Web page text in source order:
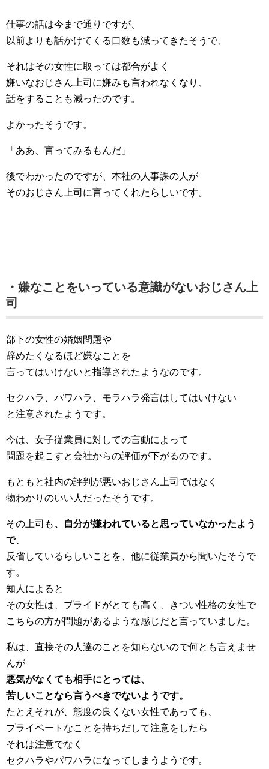
仕事の話は今まで通りですが、
以前よりも話かけてくる口数も減ってきたそうで、
それはその女性に取っては都合がよく
嫌いなおじさん上司に嫌みも言われなくなり、
話をすることも減ったのです。
よかったそうです。
「ああ、言ってみるもんだ」
後でわかったのですが、本社の人事課の人が
そのおじさん上司に言ってくれたらしいです。
・嫌なことをいっている意識がないおじさん上
司
部下の女性の婚姻問題や
辞めたくなるほど嫌なことを
言ってはいけないと指導されたようなのです。
セクハラ、パワハラ、モラハラ発言はしてはいけない
と注意されたようです。
今は、女子従業員に対しての言動によって
問題を起こすと会社からの評価が下がるのです。
もともと社内の評判が悪いおじさん上司ではなく
物わかりのいい人だったそうです。
その上司も、自分が嫌われていると思っていなかったよう
で、
反省しているらしいことを、他に従業員から聞いたそうで
す。
知人によると
その女性は、プライドがとても高く、きつい性格の女性で
こちらの方が問題があるような感じだと言っていました。
私は、直接その人達のことを知らないので何とも言えませ
んが
悪気がなくても相手にとっては、
苦しいことなら言うべきでないようです。
たとえそれが、態度の良くない女性であっても、
プライベートなことを持ちだして注意をしたら
それは注意でなく
セクハラやパワハラになってしまうようです。